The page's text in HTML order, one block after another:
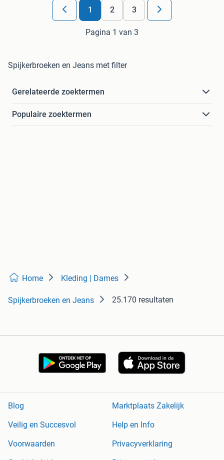
1 2 3
Pagina 1 van 3
Spijkerbroeken en Jeans met filter
Gerelateerde zoektermen
Populaire zoektermen
Home Kleding | Dames
Spijkerbroeken en Jeans 25.170 resultaten
Blog
Marktplaats Zakelijk
Veilig en Succesvol
Help en Info
Voorwaarden
Privacyverklaring